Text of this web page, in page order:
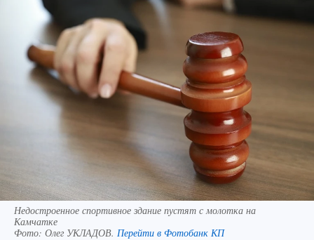
Недостроенное спортивное здание пустят с молотка на
Камчатке
Фото: Олег УКЛАДОВ. Перейти в Фотобанк КП